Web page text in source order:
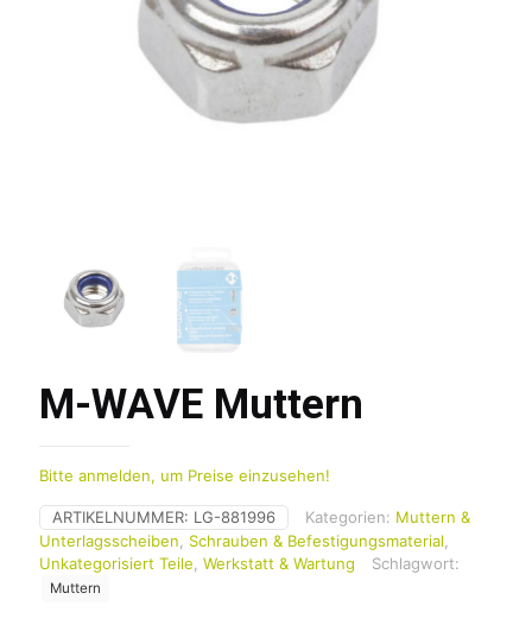
M-WAVE Muttern
Bitte anmelden, um Preise einzusehen!
ARTIKELNUMMER: LG-881996 Kategorien: Muttern &
Unterlagsscheiben
Schrauben & Befestigungsmaterial
Unkategorisiert Teile Werkstatt & Wartung Schlagwort:
Muttern